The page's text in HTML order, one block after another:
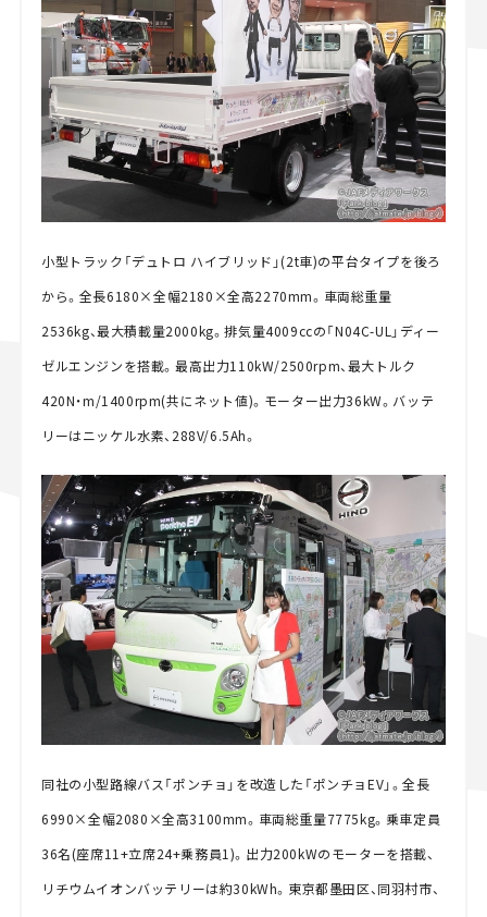
小型トラック「デュトロ ハイブリッド」(2t車)の平台タイプを後ろ
から。全長6180×全幅2180×全高2270mm。車両総重量
2536kg、最大積載量2000kg。排気量4009ccの「N04C-UL」ディー
ゼルエンジンを搭載。最高出力110kW/2500rpm、最大トルク
420N・m/1400rpm(共にネット値)。モーター出力36kW。バッテ
リーはニッケル水素、288V/6.5Ah。
同社の小型路線バス「ポンチョ」を改造した「ポンチョEV」。全長
6990×全幅2080×全高3100mm。車両総重量7775kg。乗車定員
36名(座席11+立席24+乗務員1)。出力200kWのモーターを搭載、
リチウムイオンバッテリーは約30kWh。東京都墨田区、同羽村市、